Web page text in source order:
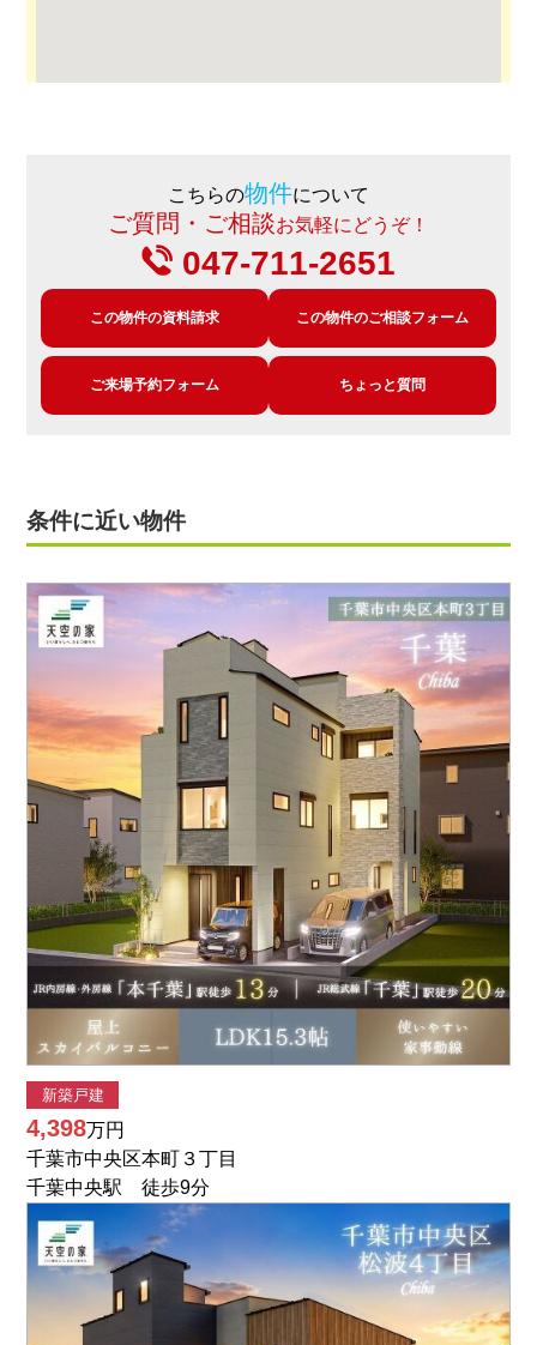
こちらの物件について
ご質問・ご相談お気軽にどうぞ！
047-711-2651
この物件の資料請求 この物件のご相談フォーム
ご来場予約フォーム ちょっと質問
条件に近い物件
新築戸建
4,398万円
千葉市中央区本町３丁目
千葉中央駅 徒歩9分